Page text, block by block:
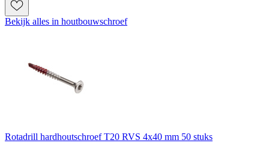
Bekijk alles in houtbouwschroef
Rotadrill hardhoutschroef T20 RVS 4x40 mm 50 stuks